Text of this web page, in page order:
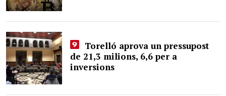
Torelló aprova un pressupost
de 21,3 milions, 6,6 per a
inversions